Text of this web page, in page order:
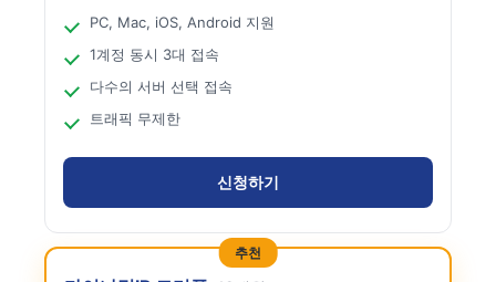
PC, Mac, iOS, Android 지원
1계정 동시 3대 접속
다수의 서버 선택 접속
트래픽 무제한
신청하기
추천